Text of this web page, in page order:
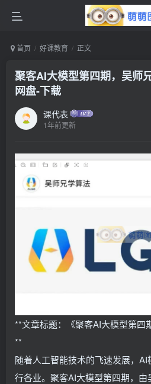
首页 好课教育 正文
聚客AI大模型第四期，吴师
网盘-下载
课代表
1年前更新
**文章标题：《聚客AI大模型第四
**
随着人工智能技术的飞速发展，
行各业。聚客AI大模型第四期，